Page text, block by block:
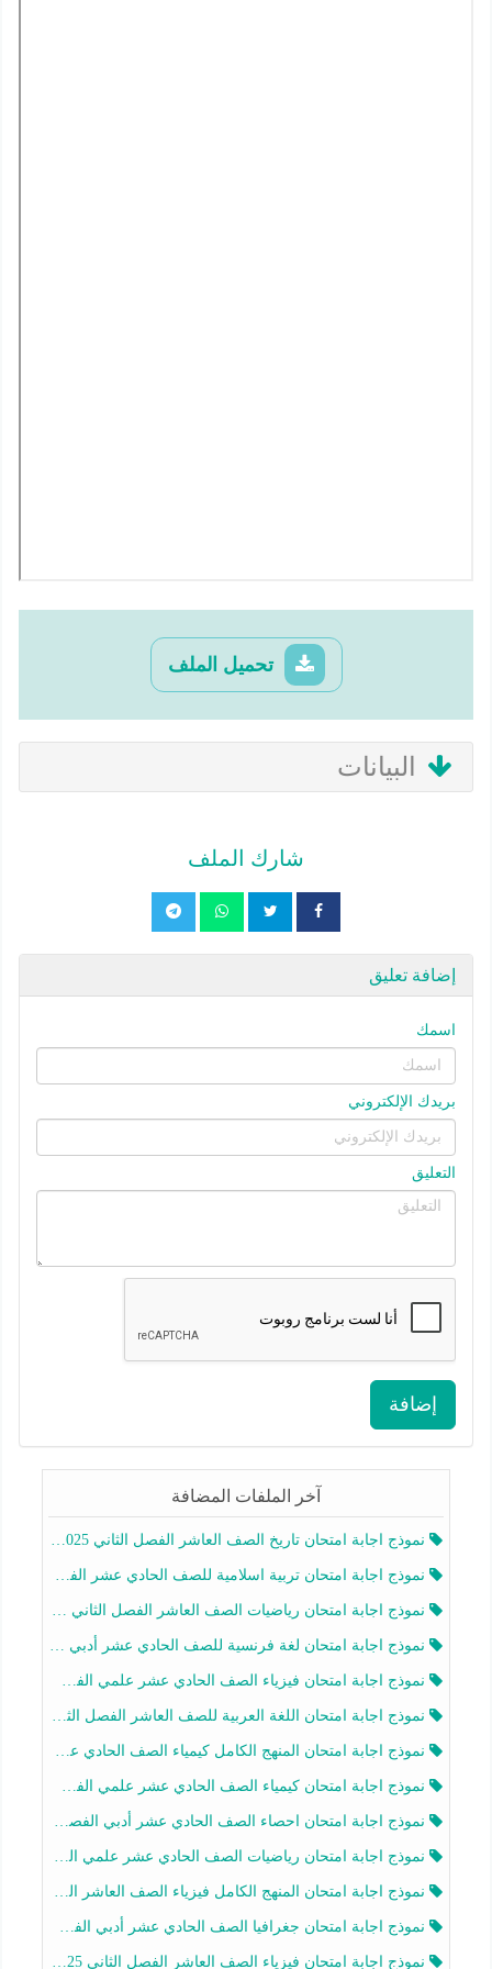
تحميل الملف
البيانات
شارك الملف
إضافة تعليق
اسمك
بريدك الإلكتروني
التعليق
إضافة
آخر الملفات المضافة
نموذج اجابة امتحان تاريخ الصف العاشر الفصل الثاني 2025-2026
نموذج اجابة امتحان تربية اسلامية للصف الحادي عشر الفصل الثاني 2025-2026
نموذج اجابة امتحان رياضيات الصف العاشر الفصل الثاني 2025-2026
نموذج اجابة امتحان لغة فرنسية للصف الحادي عشر أدبي الفصل الثاني 2025-2026
نموذج اجابة امتحان فيزياء الصف الحادي عشر علمي الفصل الثاني 2025-2026
نموذج اجابة امتحان اللغة العربية للصف العاشر الفصل الثاني 2025-2026
نموذج اجابة امتحان المنهج الكامل كيمياء الصف الحادي عشر علمي الفصل الثاني 2025-2026
نموذج اجابة امتحان كيمياء الصف الحادي عشر علمي الفصل الثاني 2025-2026
نموذج اجابة امتحان احصاء الصف الحادي عشر أدبي الفصل الثاني 2025-2026
نموذج اجابة امتحان رياضيات الصف الحادي عشر علمي الفصل الثاني 2025-2026
نموذج اجابة امتحان المنهج الكامل فيزياء الصف العاشر الفصل الثاني 2025-2026
نموذج اجابة امتحان جغرافيا الصف الحادي عشر أدبي الفصل الثاني 2025-2026
نموذج اجابة امتحان فيزياء الصف العاشر الفصل الثاني 2025-2026